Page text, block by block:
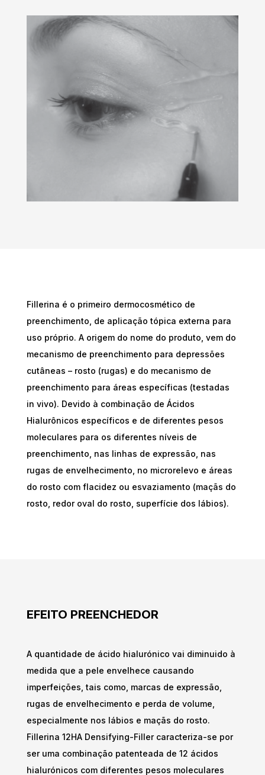
Fillerina é o primeiro dermocosmético de
preenchimento, de aplicação tópica externa para
uso próprio. A origem do nome do produto, vem do
mecanismo de preenchimento para depressões
cutâneas – rosto (rugas) e do mecanismo de
preenchimento para áreas específicas (testadas
in vivo). Devido à combinação de Ácidos
Hialurônicos específicos e de diferentes pesos
moleculares para os diferentes níveis de
preenchimento, nas linhas de expressão, nas
rugas de envelhecimento, no microrelevo e áreas
do rosto com flacidez ou esvaziamento (maçãs do
rosto, redor oval do rosto, superfície dos lábios).
EFEITO PREENCHEDOR
A quantidade de ácido hialurónico vai diminuido à
medida que a pele envelhece causando
imperfeições, tais como, marcas de expressão,
rugas de envelhecimento e perda de volume,
especialmente nos lábios e maçãs do rosto.
Fillerina 12HA Densifying-Filler caracteriza-se por
ser uma combinação patenteada de 12 ácidos
hialurónicos com diferentes pesos moleculares